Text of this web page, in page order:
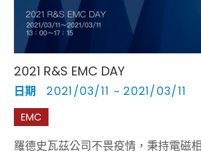
2021 R&S EMC DAY
日期 2021/03/11 ~ 2021/03/11
EMC
羅德史瓦茲公司不畏疫情，秉持電磁